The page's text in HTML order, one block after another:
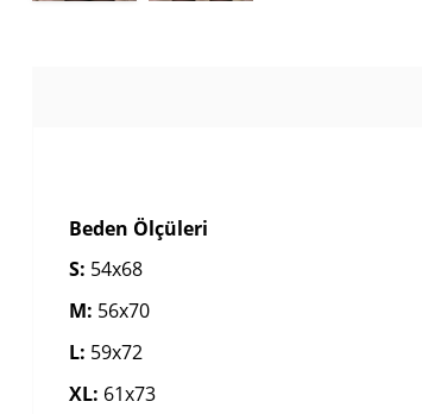
Beden Ölçüleri
S: 54x68
M: 56x70
L: 59x72
XL: 61x73